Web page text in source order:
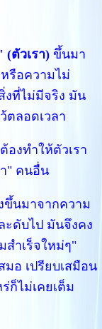
ตัวเรา)ขึ้นมา
รือความไม่
งที่ไม่มีจริง มัน
ตลอดเวลา
องทำให้ตัวเรา
" คนอื่น
ขึ้นมาจากความ
ดับไป มันจึงคง
ำเร็จใหม่ๆ"
มอ เปรียบเสมือน
ก็ไม่เคยเต็ม